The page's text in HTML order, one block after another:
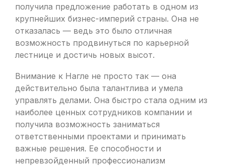
получила предложение работать в одном из
крупнейших бизнес-империй страны. Она не
отказалась — ведь это было отличная
возможность продвинуться по карьерной
лестнице и достичь новых высот.
Внимание к Нагле не просто так — она
действительно была талантлива и умела
управлять делами. Она быстро стала одним из
наиболее ценных сотрудников компании и
получила возможность заниматься
ответственными проектами и принимать
важные решения. Ее способности и
непревзойденный профессионализм